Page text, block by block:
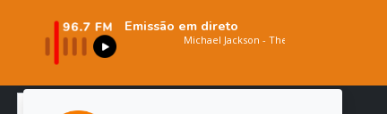
Emissão em direto